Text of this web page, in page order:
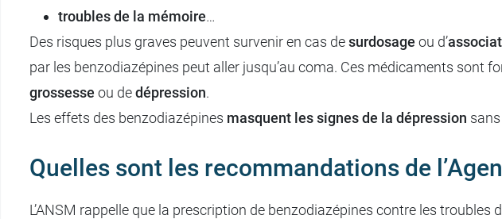
troubles de la mémoire…
Des risques plus graves peuvent survenir en cas desurdosage ou d’
par les benzodiazépines peut aller jusqu’au coma. Ces médicaments sont
grossesse ou dedépression.
Les effets des benzodiazépines masquent les signes de la dépression
Quelles sont les recommandations de
L’ANSM rappelle que la prescription de benzodiazépines contre les